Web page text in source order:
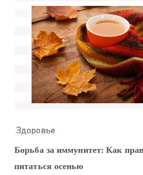
Здоровье
Борьба за иммунитет: Как
питаться осенью